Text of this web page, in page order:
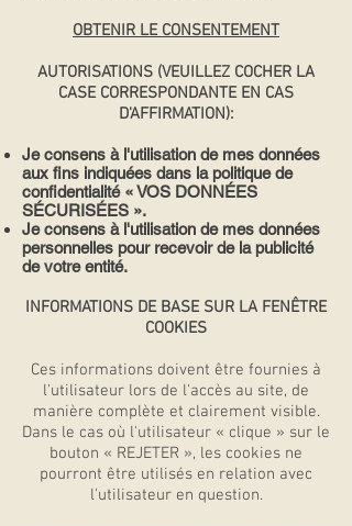
OBTENIR LE CONSENTEMENT
AUTORISATIONS (VEUILLEZ COCHER LA
CASE CORRESPONDANTE EN CAS
D'AFFIRMATION):
Je consens à l'utilisation de mes données
aux fins indiquées dans la politique de
confidentialité « VOS DONNÉES
SÉCURISÉES ».
Je consens à l'utilisation de mes données
personnelles pour recevoir de la publicité
de votre entité.
INFORMATIONS DE BASE SUR LA FENÊTRE
COOKIES
Ces informations doivent être fournies à
l'utilisateur lors de l'accès au site, de
manière complète et clairement visible.
Dans le cas où l'utilisateur « clique » sur le
bouton « REJETER », les cookies ne
pourront être utilisés en relation avec
l'utilisateur en question.